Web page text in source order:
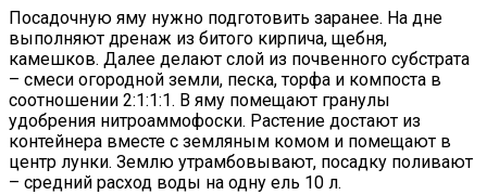
Посадочную яму нужно подготовить заранее. На дне
выполняют дренаж из битого кирпича, щебня,
камешков. Далее делают слой из почвенного субстрата
– смеси огородной земли, песка, торфа и компоста в
соотношении 2:1:1:1. В яму помещают гранулы
удобрения нитроаммофоски. Растение достают из
контейнера вместе с земляным комом и помещают в
центр лунки. Землю утрамбовывают, посадку поливают
– средний расход воды на одну ель 10 л.